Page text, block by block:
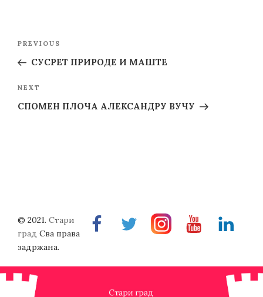
Previous
Post
PREVIOUS
СУСРЕТ ПРИРОДЕ И МАШТЕ
Next
Post
NEXT
СПОМЕН ПЛОЧА АЛЕКСАНДРУ ВУЧУ
FacebookTwitterInstragramYoutubeLinkedin
© 2021. Стари
град Сва права
задржана.